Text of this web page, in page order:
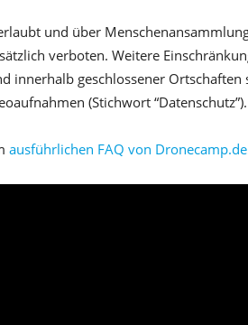
und über
verboten. Weitere
innerhalb geschlossener
(Stichwort “Datenschutz”).
ausführlichen FAQ von Dronecamp.de